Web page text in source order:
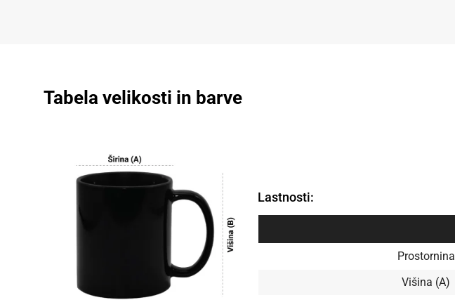
Tabela velikosti in barve
Lastnosti:
Prostornina
Višina (A)